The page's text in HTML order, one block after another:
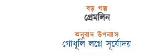
বড় গল্প
গ্রেমলিন
অনুবাদ উপন্যাস
গোধূলি লগ্নে সূর্যোদয়